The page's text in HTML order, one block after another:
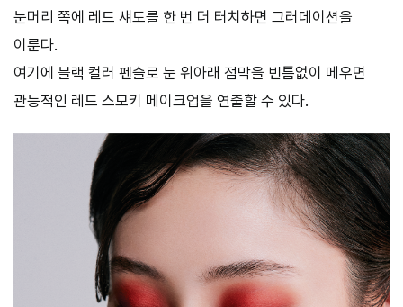
눈머리 쪽에 레드 섀도를 한 번 더 터치하면 그러데이션을
이룬다.
여기에 블랙 컬러 펜슬로 눈 위아래 점막을 빈틈없이 메우면
관능적인 레드 스모키 메이크업을 연출할 수 있다.